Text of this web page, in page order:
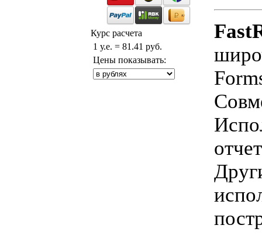
Курс расчета
1 у.е. = 81.41 руб.
Цены показывать: